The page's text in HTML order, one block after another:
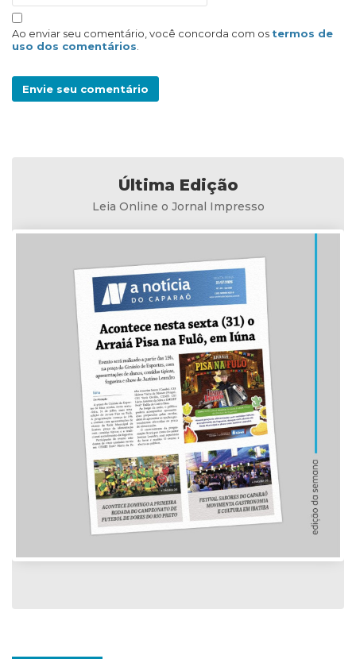
Ao enviar seu comentário, você concorda com os termos de
uso dos comentários
Envie seu comentário
Última Edição
Leia Online o Jornal Impresso